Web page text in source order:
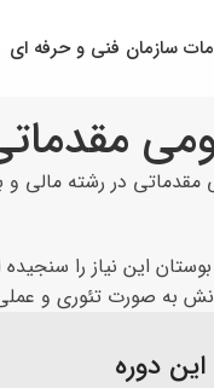
سازمان فنی و حرفه ای
در رشته مالی و
این نیاز را
به صورت تئوری و عملی
دوره